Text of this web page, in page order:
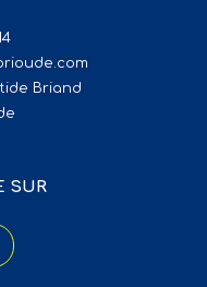
Briand
SUR